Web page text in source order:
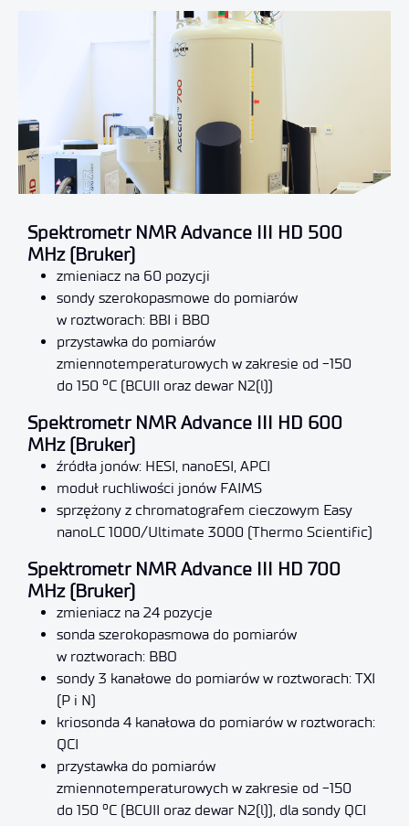
Spektrometr NMR Advance III HD 500
MHz (Bruker)
zmieniacz na 60 pozycji
sondy szerokopasmowe do pomiarów
w roztworach: BBI i BBO
przystawka do pomiarów
zmiennotemperaturowych w zakresie od -150
do 150 oC (BCUII oraz dewar N2(l))
Spektrometr NMR Advance III HD 600
MHz (Bruker)
źródła jonów: HESI, nanoESI, APCI
moduł ruchliwości jonów FAIMS
sprzężony z chromatografem cieczowym Easy
nanoLC 1000/Ultimate 3000 (Thermo Scientific)
Spektrometr NMR Advance III HD 700
MHz (Bruker)
zmieniacz na 24 pozycje
sonda szerokopasmowa do pomiarów
w roztworach: BBO
sondy 3 kanałowe do pomiarów w roztworach: TXI
(P i N)
kriosonda 4 kanałowa do pomiarów w roztworach:
QCI
przystawka do pomiarów
zmiennotemperaturowych w zakresie od -150
do 150 oC (BCUII oraz dewar N2(l)), dla sondy QCI